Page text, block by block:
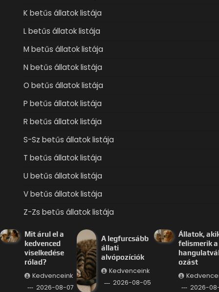
K betűs állatok listája
L betűs állatok listája
M betűs állatok listája
N betűs állatok listája
O betűs állatok listája
P betűs állatok listája
R betűs állatok listája
S-Sz betűs állatok listája
T betűs állatok listája
U betűs állatok listája
V betűs állatok listája
Z-Zs betűs állatok listája
Mit árul el a
kedvenced
viselkedése
rólad?
Kedvenceink
2026-08-07
A legfurcsább
állati
alvópozíciók
Kedvenceink
2026-08-05
Állatok,
felismerik a
ozást
2026-